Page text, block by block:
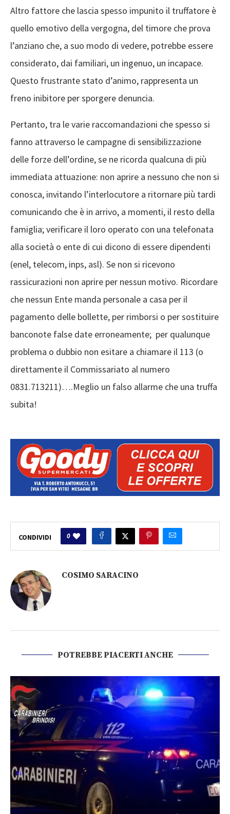
Altro fattore che lascia spesso impunito il truffatore è
quello emotivo della vergogna, del timore che prova
l’anziano che, a suo modo di vedere, potrebbe essere
considerato, dai familiari, un ingenuo, un incapace.
Questo frustrante stato d’animo, rappresenta un
freno inibitore per sporgere denuncia.
Pertanto, tra le varie raccomandazioni che spesso si
fanno attraverso le campagne di sensibilizzazione
delle forze dell’ordine, se ne ricorda qualcuna di più
immediata attuazione: non aprire a nessuno che non si
conosca, invitando l’interlocutore a ritornare più tardi
comunicando che è in arrivo, a momenti, il resto della
famiglia; verificare il loro operato con una telefonata
alla società o ente di cui dicono di essere dipendenti
(enel, telecom, inps, asl). Se non si ricevono
rassicurazioni non aprire per nessun motivo. Ricordare
che nessun Ente manda personale a casa per il
pagamento delle bollette, per rimborsi o per sostituire
banconote false date erroneamente; per qualunque
problema o dubbio non esitare a chiamare il 113 (o
direttamente il Commissariato al numero
0831.713211)….Meglio un falso allarme che una truffa
subita!
CONDIVIDI 0
COSIMO SARACINO
POTREBBE PIACERTI ANCHE